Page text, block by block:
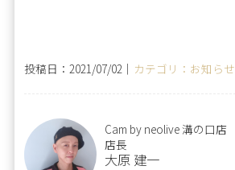
投稿日：2021/07/02｜ カテゴリ：お知らせ
Cam by neolive 溝の口店
店長
大原 建一